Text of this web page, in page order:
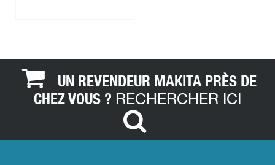
UN REVENDEUR MAKITA PRÈS DE
CHEZ VOUS ? RECHERCHER ICI